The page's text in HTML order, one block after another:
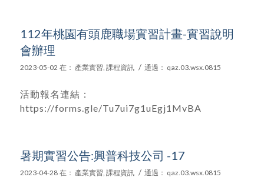
112年桃園有頭鹿職場實習計畫-實習說明
會辦理
2023-05-02 在： 產業實習 課程資訊 / 通過： qaz.03.wsx.0815
活動報名連結：
https://forms.gle/Tu7ui7g1uEgj1MvBA
暑期實習公告:興普科技公司 -17
2023-04-28 在： 產業實習 課程資訊 / 通過： qaz.03.wsx.0815